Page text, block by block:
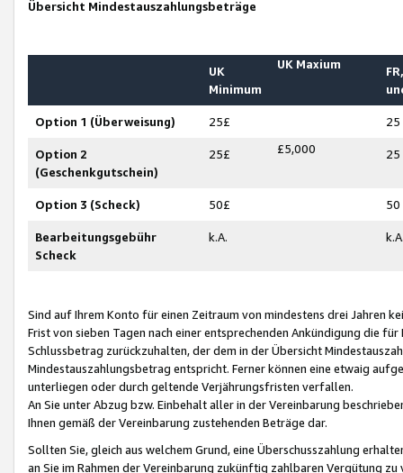
Übersicht Mindestauszahlungsbeträge
UK
Minimum
UK Maxium
Option 1 (Überweisung) 25£ 25
Option 2
(Geschenkgutschein)
25£ £5,000 25
Option 3 (Scheck) 50£ 50
Bearbeitungsgebühr
Scheck
k.A.
Sind auf Ihrem Konto für einen Zeitraum von mindestens drei Jahren
Frist von sieben Tagen nach einer entsprechenden Ankündigung die
Schlussbetrag zurückzuhalten, der dem in der Übersicht
Mindestauszahlungsbetrag entspricht. Ferner können eine etwaig
unterliegen oder durch geltende Verjährungsfristen verfallen.
An Sie unter Abzug bzw. Einbehalt aller in der Vereinbarung
Ihnen gemäß der Vereinbarung zustehenden Beträge dar.
Sollten Sie, gleich aus welchem Grund, eine Überschusszahlung
an Sie im Rahmen der Vereinbarung zukünftig zahlbaren Vergütung zu